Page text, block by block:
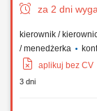
za 2 dni
kierownik /
/ menedżerka
aplikuj bez CV
3 dni